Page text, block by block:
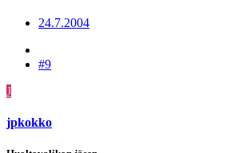
24.7.2004
#9
J
jpkokko